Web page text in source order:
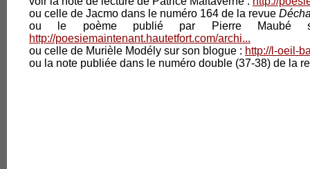
2.Auteurs
Autrices, auteurs
Desailly
Manon,
ou celle de Jacmo dans le numéro 164 de la revue
ou le poème publié par Pierre
http://poesiemaintenant.hautetfort.com/archi...
ou celle de Murièle Modély sur son blogue : http://l-oeil-
ou la note publiée dans le numéro double (37-38) de la